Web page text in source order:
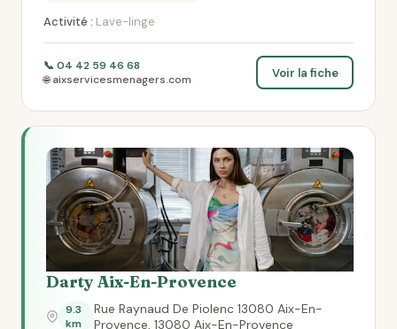
Activité : Lave-linge
📞 04 42 59 46 68
🌐 aixservicesmenagers.com
Voir la fiche
Darty Aix-En-Provence
9.3
km
Rue Raynaud De Piolenc 13080 Aix-En-
Provence, 13080 Aix-En-Provence